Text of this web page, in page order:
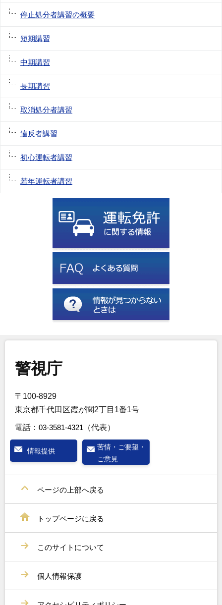
停止処分者講習の概要
短期講習
中期講習
長期講習
取消処分者講習
違反者講習
初心運転者講習
若年運転者講習
警視庁
〒100-8929
東京都千代田区霞が関2丁目1番1号
電話： 03-3581-4321 （代表）
情報提供
苦情・ご要望・
ご意見
ページの上部へ戻る
トップページに戻る
このサイトについて
個人情報保護